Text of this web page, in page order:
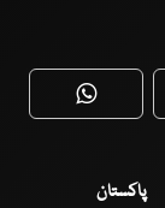
پاکستان